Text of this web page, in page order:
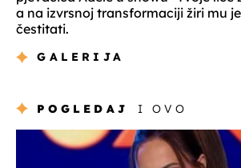
a na izvrsnoj transformaciji žiri mu
čestitati.
GALERIJA
POGLEDAJ I OVO